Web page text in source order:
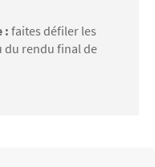
: faites défiler les
du rendu final de